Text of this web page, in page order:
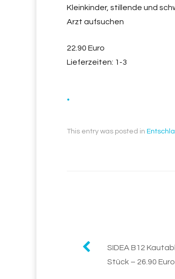
Kleinkinder, stillende und
Arzt aufsuchen
22.90 Euro
Lieferzeiten: 1-3
.
This entry was posted in
Post
navigation
SIDEA B12
Stück – 26.90 Euro